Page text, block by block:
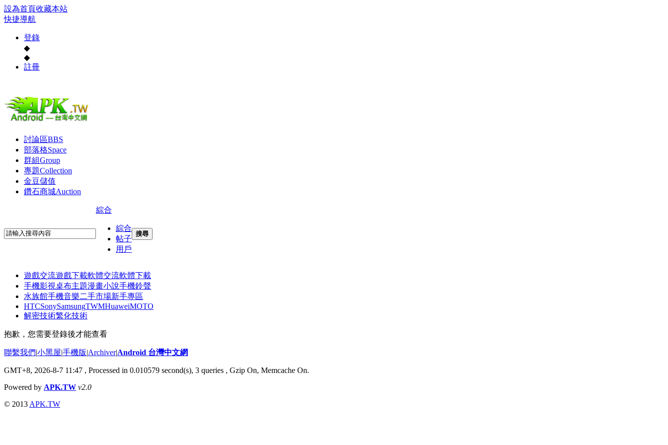
設為首頁收藏本站
快捷導航
登錄
◆
◆
註冊
討論區BBS
部落格Space
群組Group
專題Collection
金豆儲值
鑽石商城Auction
綜合
綜合
帖子
用戶
搜尋
遊戲交流遊戲下載軟體交流軟體下載
手機影視桌布主題漫畫小說手機鈴聲
水族館手機音樂二手市場新手專區
HTCSonySamsungTWMHuaweiMOTO
解密技術繁化技術
抱歉，您需要登錄後才能查看
聯繫我們|小黑屋|手機版|Archiver|Android 台灣中文網
GMT+8, 2026-8-7 11:47 , Processed in 0.010579 second(s), 3 queries , Gzip On, Memcache On.
Powered by APK.TW v2.0
© 2013 APK.TW